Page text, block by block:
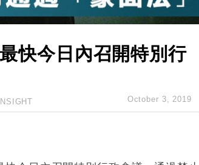
快今日內召開特別行
October 3, 2019